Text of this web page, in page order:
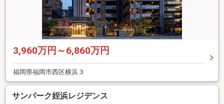
3,960万円～6,860万円
福岡県福岡市西区横浜３
サンパーク姪浜レジデンス